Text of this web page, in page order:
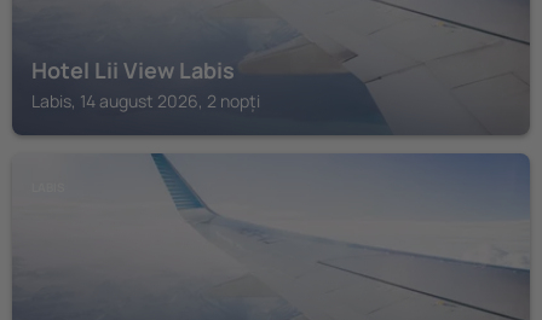
Hotel Lii View Labis
Labis, 14 august 2026, 2 nopți